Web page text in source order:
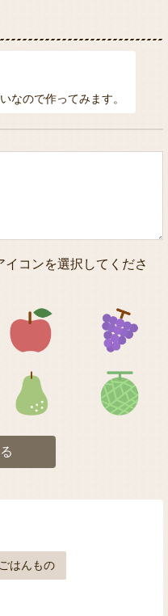
なので作ってみます。
コンを選択してくださ
イコン2 アイコン3
イコン6 アイコン7
ごはんもの